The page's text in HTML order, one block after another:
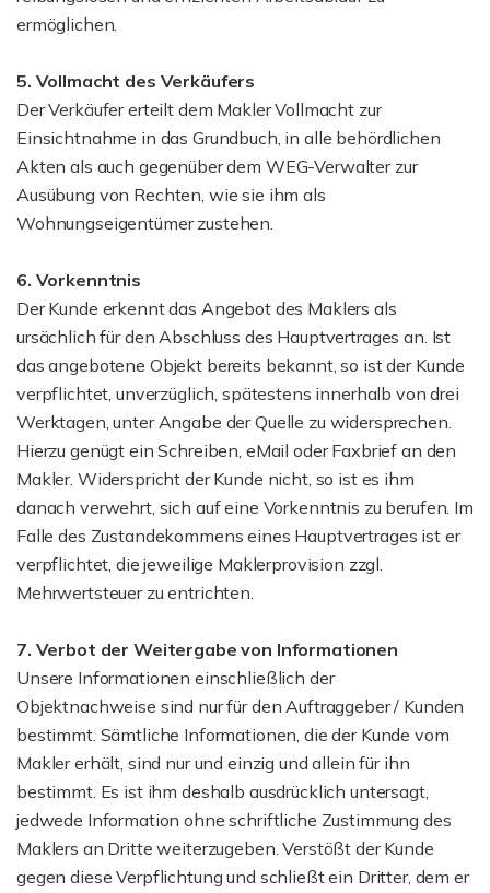
ermöglichen.
5. Vollmacht des Verkäufers
Der Verkäufer erteilt dem Makler Vollmacht zur
Einsichtnahme in das Grundbuch, in alle behördlichen
Akten als auch gegenüber dem WEG-Verwalter zur
Ausübung von Rechten, wie sie ihm als
Wohnungseigentümer zustehen.
6. Vorkenntnis
Der Kunde erkennt das Angebot des Maklers als
ursächlich für den Abschluss des Hauptvertrages an. Ist
das angebotene Objekt bereits bekannt, so ist der Kunde
verpflichtet, unverzüglich, spätestens innerhalb von drei
Werktagen, unter Angabe der Quelle zu widersprechen.
Hierzu genügt ein Schreiben, eMail oder Faxbrief an den
Makler. Widerspricht der Kunde nicht, so ist es ihm
danach verwehrt, sich auf eine Vorkenntnis zu berufen. Im
Falle des Zustandekommens eines Hauptvertrages ist er
verpflichtet, die jeweilige Maklerprovision zzgl.
Mehrwertsteuer zu entrichten.
7. Verbot der Weitergabe von Informationen
Unsere Informationen einschließlich der
Objektnachweise sind nur für den Auftraggeber / Kunden
bestimmt. Sämtliche Informationen, die der Kunde vom
Makler erhält, sind nur und einzig und allein für ihn
bestimmt. Es ist ihm deshalb ausdrücklich untersagt,
jedwede Information ohne schriftliche Zustimmung des
Maklers an Dritte weiterzugeben. Verstößt der Kunde
gegen diese Verpflichtung und schließt ein Dritter, dem er